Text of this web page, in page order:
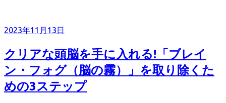
リ
ー
2023年11月13日
クリアな頭脳を手に入れる!「ブレイ
ン・フォグ（脳の霧）」を取り除くた
めの3ステップ